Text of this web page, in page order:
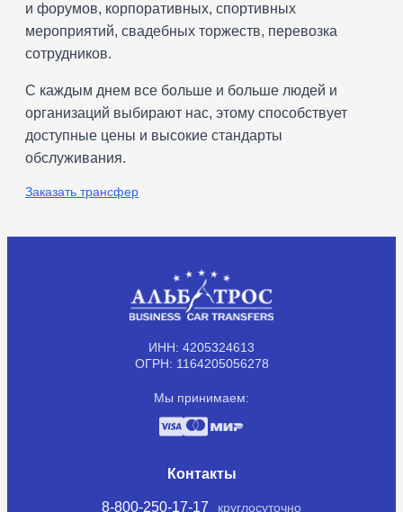
и форумов, корпоративных, спортивных
мероприятий, свадебных торжеств, перевозка
сотрудников.
С каждым днем все больше и больше людей и
организаций выбирают нас, этому способствует
доступные цены и высокие стандарты
обслуживания.
Заказать трансфер
ИНН: 4205324613
ОГРН: 1164205056278
Мы принимаем:
Контакты
8-800-250-17-17 круглосуточно